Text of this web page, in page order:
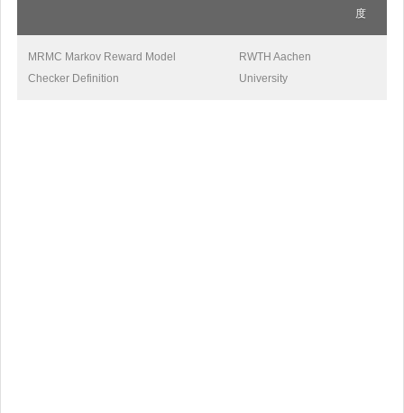
度
MRMC Markov Reward Model
Checker Definition
RWTH Aachen
University